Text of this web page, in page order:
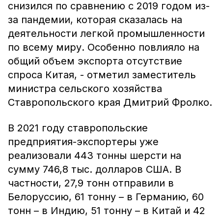
снизился по сравнению с 2019 годом из-
за пандемии, которая сказалась на
деятельности легкой промышленности
по всему миру. Особенно повлияло на
общий объем экспорта отсутствие
спроса Китая, - отметил заместитель
министра сельского хозяйства
Ставропольского края Дмитрий Фролко.
В 2021 году ставропольские
предприятия-экспортеры уже
реализовали 443 тонны шерсти на
сумму 746,8 тыс. долларов США. В
частности, 27,9 тонн отправили в
Белоруссию, 61 тонну – в Германию, 60
тонн – в Индию, 51 тонну – в Китай и 42